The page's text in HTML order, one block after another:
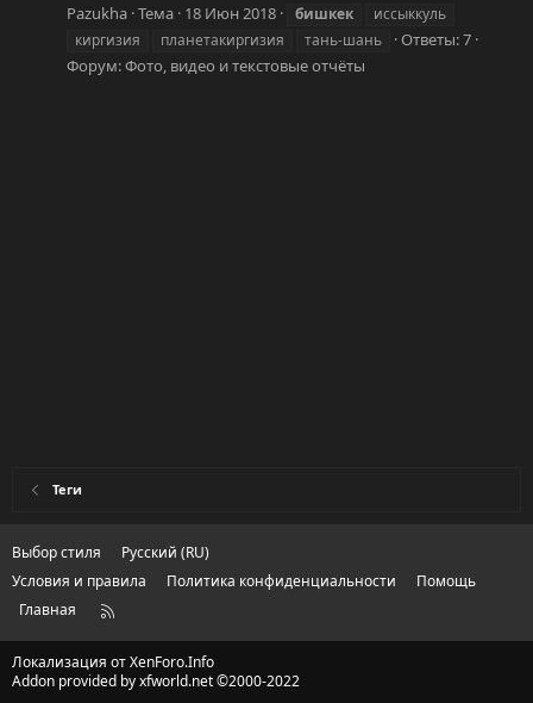
Pazukha Тема 18 Июн 2018 бишкек
иссыккуль
киргизия
планетакиргизия тань-шань
Ответы: 7
Форум:Фото, видео и текстовые отчёты
Теги
Выбор стиля
Русский (RU)
Условия и правила
Политика конфиденциальности
Помощь
Главная
R
Локализация отXenForo.Info
Addon provided by xfworld.net ©2000-2022